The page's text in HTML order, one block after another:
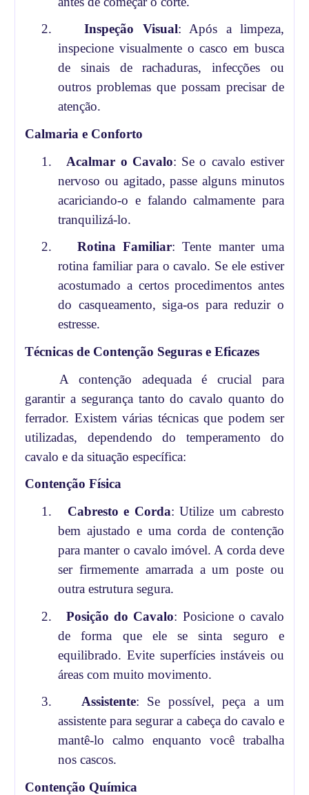
2.
Inspeção Visual: Após a limpeza,
inspecione visualmente o casco em busca
de sinais de rachaduras, infecções ou
outros problemas que possam precisar de
atenção.
Calmaria e Conforto
1.
Acalmar o Cavalo: Se o cavalo estiver
nervoso ou agitado, passe alguns minutos
acariciando-o e falando calmamente para
tranquilizá-lo.
2.
Rotina Familiar: Tente manter uma
rotina familiar para o cavalo. Se ele estiver
acostumado a certos procedimentos antes
do casqueamento, siga-os para reduzir o
estresse.
Técnicas de Contenção Seguras e Eficazes
A contenção adequada é crucial para
garantir a segurança tanto do cavalo quanto do
ferrador. Existem várias técnicas que podem ser
utilizadas, dependendo do temperamento do
cavalo e da situação específica:
Contenção Física
1.
Cabresto e Corda: Utilize um cabresto
bem ajustado e uma corda de contenção
para manter o cavalo imóvel. A corda deve
ser firmemente amarrada a um poste ou
outra estrutura segura.
2.
Posição do Cavalo: Posicione o cavalo
de forma que ele se sinta seguro e
equilibrado. Evite superfícies instáveis ou
áreas com muito movimento.
3.
Assistente: Se possível, peça a um
assistente para segurar a cabeça do cavalo e
mantê-lo calmo enquanto você trabalha
nos cascos.
Contenção Química